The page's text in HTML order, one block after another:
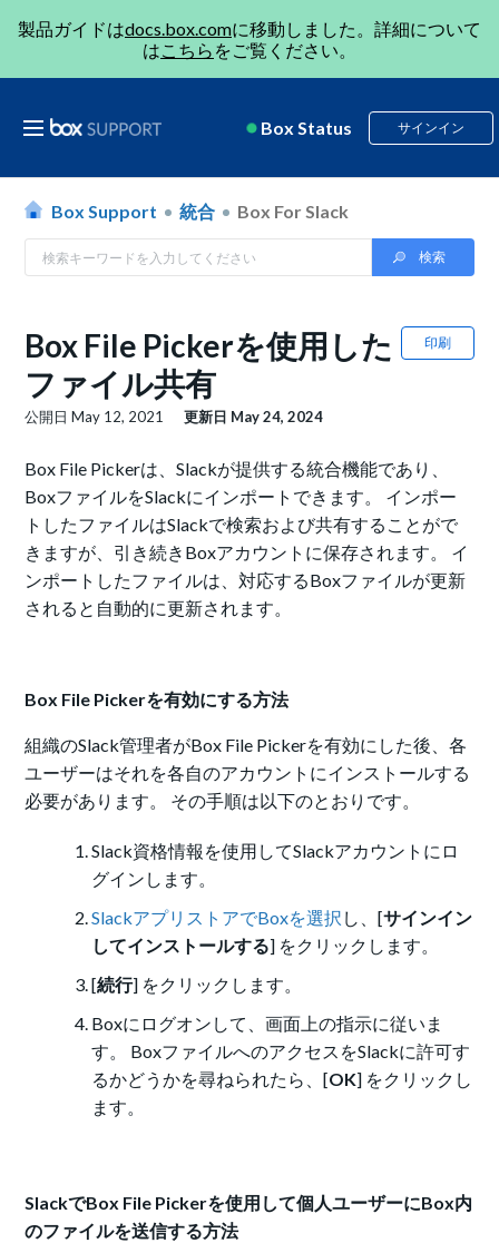
製品ガイドはdocs.box.comに移動しました。詳細について
はこちら をご覧ください。
Box Status サインイン
Box Support 統合 Box For Slack
印刷
Box File Pickerを使用した
ファイル共有
公開日May 12, 2021 更新日 May 24, 2024
Box File Pickerは、Slackが提供する統合機能であり、
BoxファイルをSlackにインポートできます。 インポー
トしたファイルはSlackで検索および共有することがで
きますが、引き続きBoxアカウントに保存されます。 イ
ンポートしたファイルは、対応するBoxファイルが更新
されると自動的に更新されます。
Box File Pickerを有効にする方法
組織のSlack管理者がBox File Pickerを有効にした後、各
ユーザーはそれを各自のアカウントにインストールする
必要があります。 その手順は以下のとおりです。
Slack資格情報を使用してSlackアカウントにロ
グインします。
SlackアプリストアでBoxを選択 し、[サインイン
してインストールする] をクリックします。
[続行] をクリックします。
Boxにログオンして、画面上の指示に従いま
す。 BoxファイルへのアクセスをSlackに許可す
るかどうかを尋ねられたら、[OK] をクリックし
ます。
SlackでBox File Pickerを使用して個人ユーザーにBox内
のファイルを送信する方法